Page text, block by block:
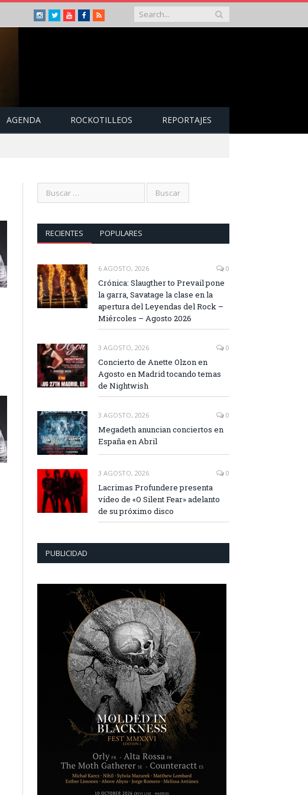
Instagram
TwitterYoutubeFacebook
RSS
AGENDA ROCKOTILLEOS REPORTAJES
RECIENTES POPULARES
6 AGOSTO, 2026 0
Crónica: Slaugther to Prevail pone
la garra, Savatage la clase en la
apertura del Leyendas del Rock –
Miércoles – Agosto 2026
3 AGOSTO, 2026 0
Concierto de Anette Olzon en
Agosto en Madrid tocando temas
de Nightwish
3 AGOSTO, 2026 0
Megadeth anuncian conciertos en
España en Abril
3 AGOSTO, 2026 0
Lacrimas Profundere presenta
vídeo de «O Silent Fear» adelanto
de su próximo disco
PUBLICIDAD